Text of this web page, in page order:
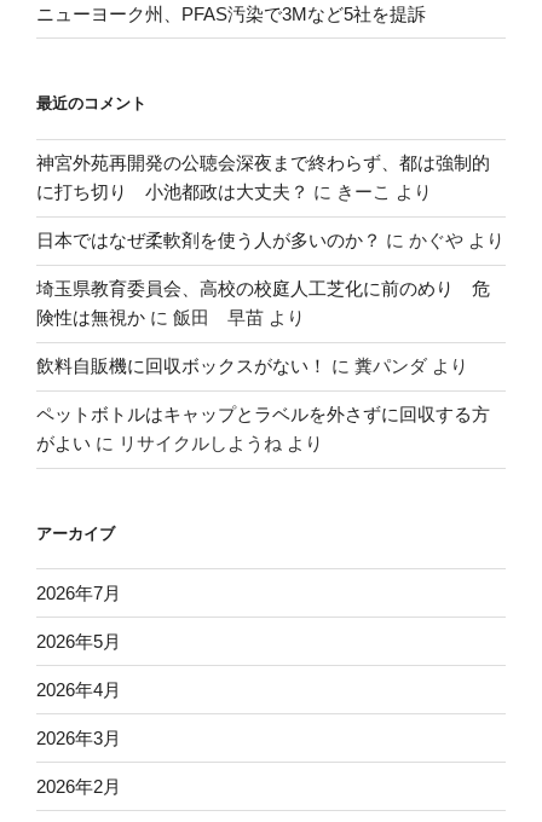
ニューヨーク州、PFAS汚染で3Mなど5社を提訴
最近のコメント
神宮外苑再開発の公聴会深夜まで終わらず、都は強制的
に打ち切り 小池都政は大丈夫？ に きーこ より
日本ではなぜ柔軟剤を使う人が多いのか？ に かぐや より
埼玉県教育委員会、高校の校庭人工芝化に前のめり 危
険性は無視か に 飯田 早苗 より
飲料自販機に回収ボックスがない！ に 糞パンダ より
ペットボトルはキャップとラベルを外さずに回収する方
がよい に リサイクルしようね より
アーカイブ
2026年7月
2026年5月
2026年4月
2026年3月
2026年2月